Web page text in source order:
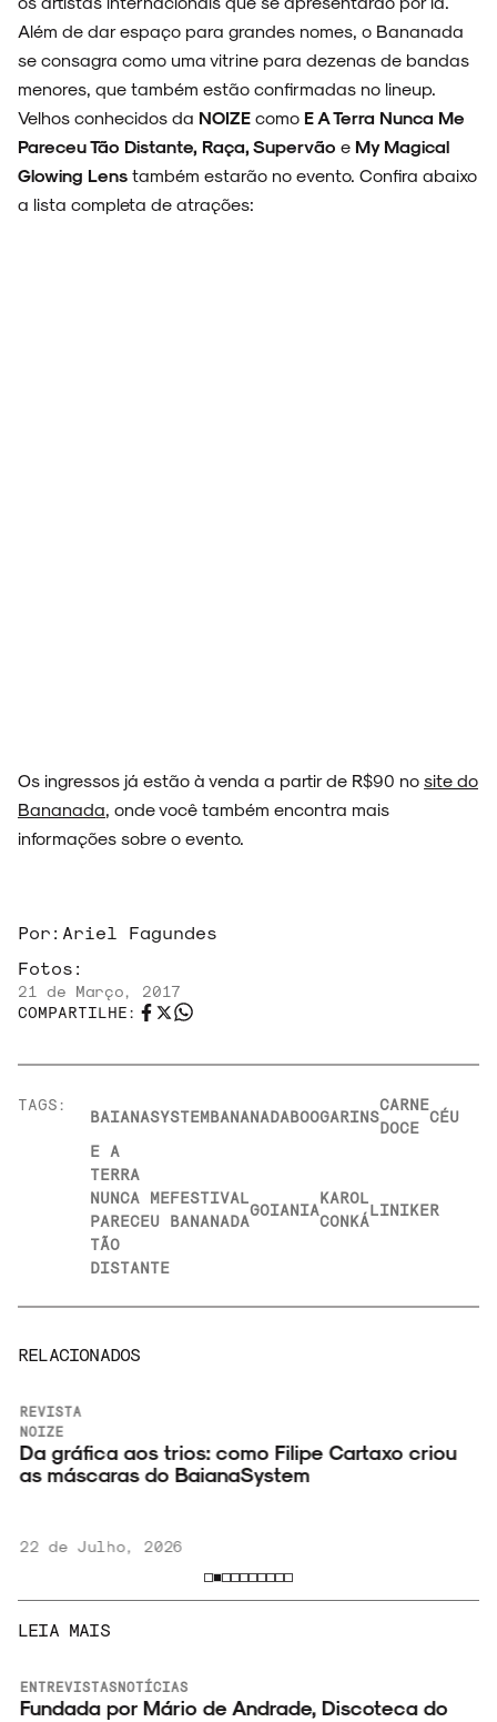
NOVIDADES
NOIZE RECORD CLUB
Além de dar espaço para grandes nomes, o Bananada
se consagra como uma vitrine para dezenas de bandas
menores, que também estão confirmadas no lineup.
Velhos conhecidos da NOIZE como E A Terra Nunca Me
Pareceu Tão Distante, Raça, Supervão e My Magical
Glowing Lens também estarão no evento. Confira abaixo
a lista completa de atrações:
Os ingressos já estão à venda a partir de R$90 no site do
Bananada, onde você também encontra mais
informações sobre o evento.
Por: Ariel Fagundes
Fotos:
21 de Março, 2017
COMPARTILHE:
TAGS:
BAIANASYSTEMBANANADABOOGARINS
CARNE
DOCE
CÉU
E A
TERRA
NUNCA ME
PARECEU
TÃO
DISTANTE
FESTIVAL
BANANADA
GOIANIA
KAROL
CONKÁ
LINIKER
RELACIONADOS
REVISTA
NOIZE
Da gráfica aos trios: como Filipe Cartaxo criou
as máscaras do BaianaSystem
22 de Julho, 2026
LEIA MAIS
ENTREVISTASNOTÍCIAS
Fundada por Mário de Andrade, Discoteca do